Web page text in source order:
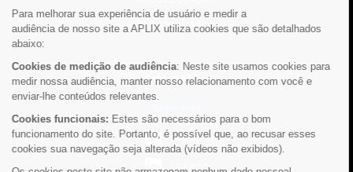
Texloop by Aplix®
Extranet
Youtube